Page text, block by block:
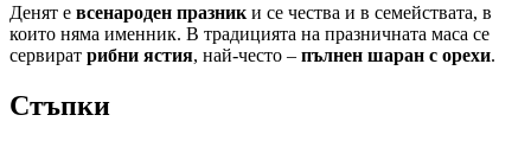
Денят е всенароден празник и се чества и в семействата, в
които няма именник. В традицията на празничната маса се
сервират рибни ястия, най-често – пълнен шаран с орехи.
Стъпки